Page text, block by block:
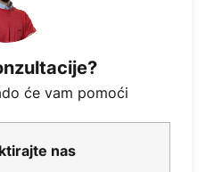
će vam pomoći
nas